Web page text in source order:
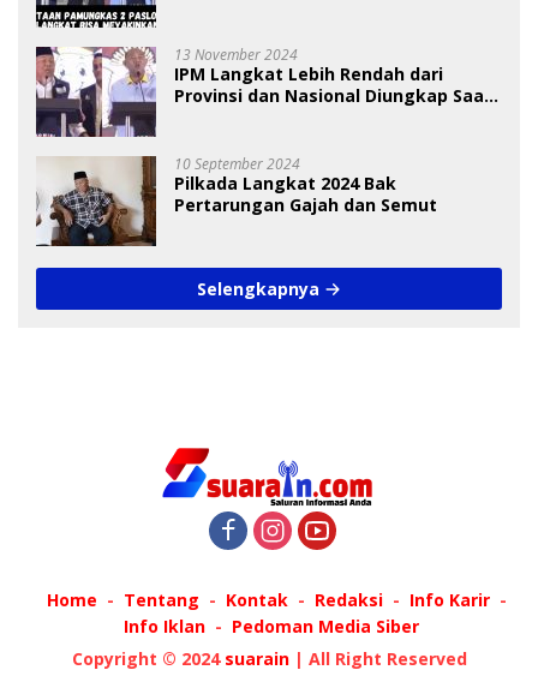
13 November 2024
IPM Langkat Lebih Rendah dari
Provinsi dan Nasional Diungkap Saat
10 September 2024
Pilkada Langkat 2024 Bak
Pertarungan Gajah dan Semut
Selengkapnya
Home Tentang Kontak Redaksi
Info Karir
Info Iklan
Pedoman Media Siber
Copyright © 2024 suarain| All Right Reserved